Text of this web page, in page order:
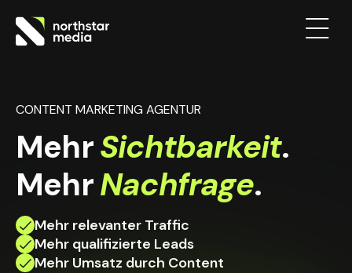
CONTENT MARKETING AGENTUR
MehrSichtbarkeit.
MehrNachfrage.
Mehr relevanter Traffic
Mehr qualifizierte Leads
Mehr Umsatz durch Content